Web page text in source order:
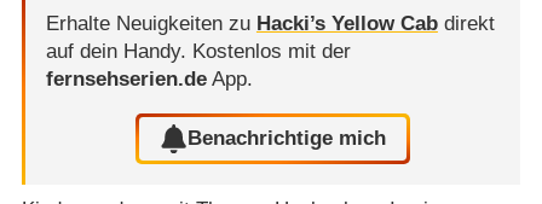
Erhalte Neuigkeiten zu Hacki’s Yellow Cabdirekt
auf dein Handy. Kostenlos mit der
fernsehserien.deApp.
Benachrichtige mich